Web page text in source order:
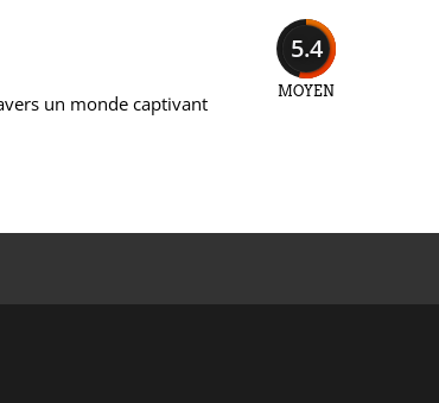
5.4
MOYEN
un monde captivant